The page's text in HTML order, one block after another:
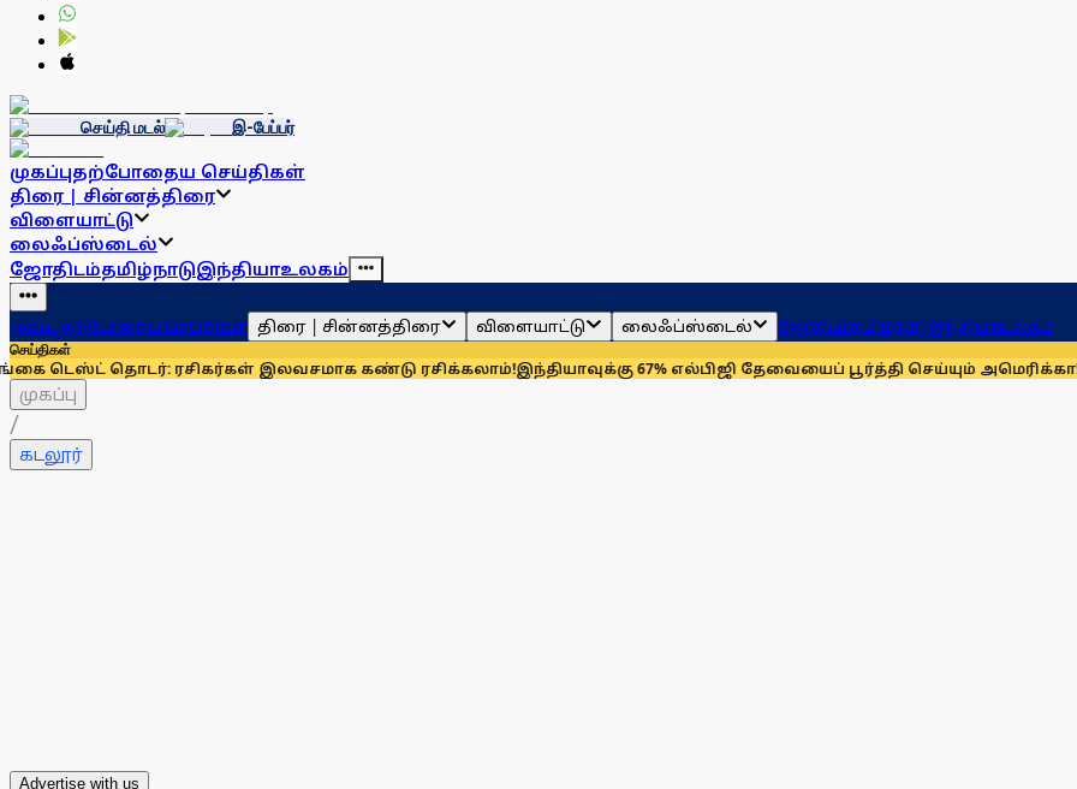
செய்தி மடல் இ-பேப்பர்
முகப்புதற்போதைய செய்திகள்
திரை | சின்னத்திரை
விளையாட்டு
லைஃப்ஸ்டைல்
ஜோதிடம்தமிழ்நாடுஇந்தியாஉலகம்
முகப்புதற்போதைய செய்திகள் திரை | சின்னத்திரை விளையாட்டு லைஃப்ஸ்டைல் ஜோதிடம்தமிழ்நாடுஇந்தியாஉலகம்
செய்திகள்
தொடர்: ரசிகர்கள் இலவசமாக கண்டு ரசிக்கலாம்!இந்தியாவுக்கு 67% எல்பிஜி தேவையைப் பூர்த்தி செய்யும் அமெரிக்கா!செயின்ட்
முகப்பு
/
கடலூர்
Advertise with us